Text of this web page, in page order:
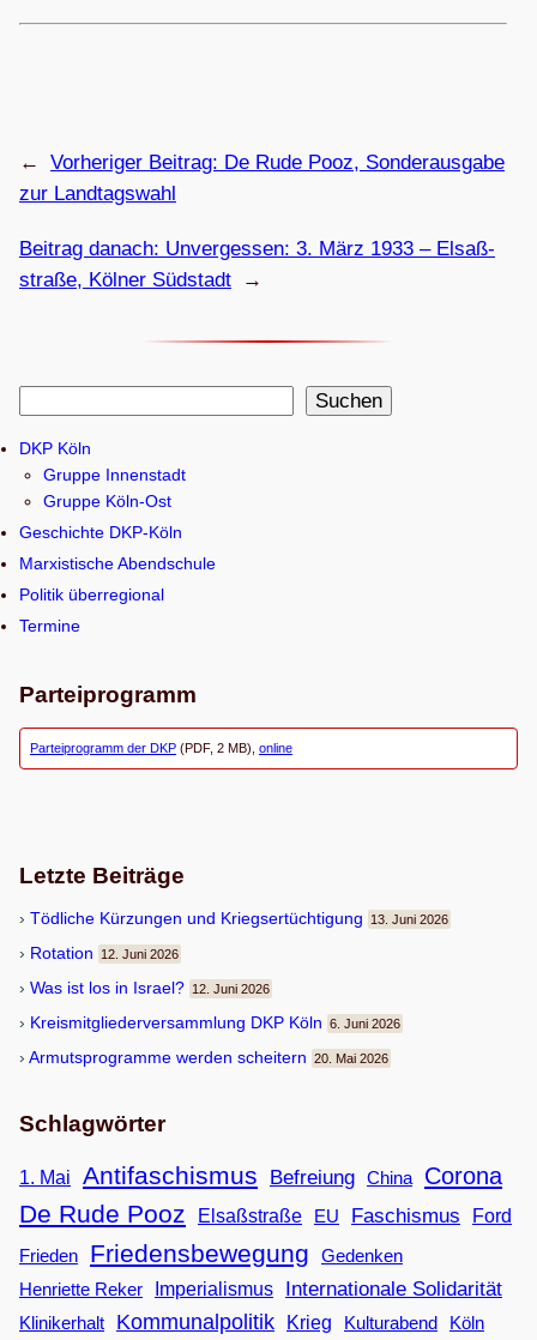
← Vorheriger Beitrag: De Rude Pooz, Son­der­aus­gabe
zur Landtagswahl
Beitrag danach: Unver­ges­sen: 3. März 1933 – Elsaß­
straße, Köl­ner Südstadt
→
c
h
e
n
Suchen
DKP Köln
Gruppe Innenstadt
Gruppe Köln-Ost
Geschichte DKP-Köln
Marxistische Abendschule
Politik überregional
Termine
Parteiprogramm
Parteiprogramm der DKP (PDF, 2 MB), online
Letzte Beiträge
Töd­li­che Kür­zun­gen und Kriegsertüchtigung 13. Juni 2026
Rota­tion 12. Juni 2026
Was ist los in Israel? 12. Juni 2026
Kreis­mit­glie­der­ver­samm­lung DKP Köln 6. Juni 2026
Armuts­pro­gramme wer­den scheitern 20. Mai 2026
Schlagwörter
1. Mai Antifaschismus Befreiung China Corona
De Rude Pooz Elsaßstraße EU Faschismus
Ford
Frieden
Friedensbewegung
Gedenken
Henriette Reker
Imperialismus Internationale Solidarität
Klinikerhalt Kommunalpolitik Krieg Kulturabend
Köln